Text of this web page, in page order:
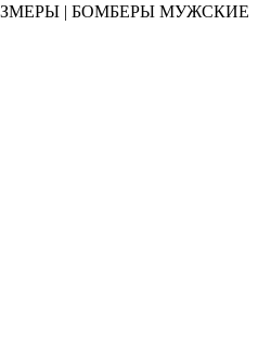
| БОМБЕРЫ МУЖСКИЕ